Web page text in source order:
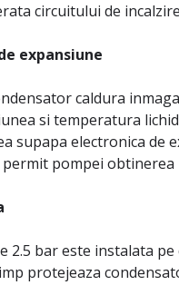
circuitului de
expansiune
caldura
si temperatura
supapa electronica de
pompei
2.5 bar este instalata
protejeaza